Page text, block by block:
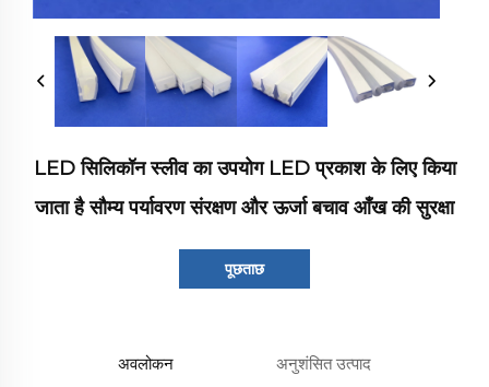
LED सिलिकॉन स्लीव का उपयोग LED प्रकाश के लिए किया
जाता है सौम्य पर्यावरण संरक्षण और ऊर्जा बचाव आँख की सुरक्षा
पूछताछ
अवलोकन अनुशंसित उत्पाद